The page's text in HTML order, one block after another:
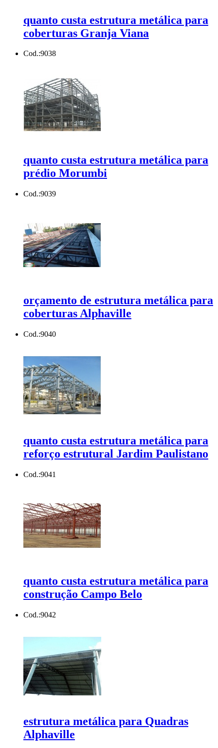
quanto custa estrutura metálica para
coberturas Granja Viana
Cod.:9038
quanto custa estrutura metálica para
prédio Morumbi
Cod.:9039
orçamento de estrutura metálica para
coberturas Alphaville
Cod.:9040
quanto custa estrutura metálica para
reforço estrutural Jardim Paulistano
Cod.:9041
quanto custa estrutura metálica para
construção Campo Belo
Cod.:9042
estrutura metálica para Quadras
Alphaville